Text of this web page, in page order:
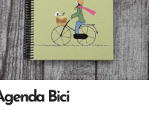
Bici